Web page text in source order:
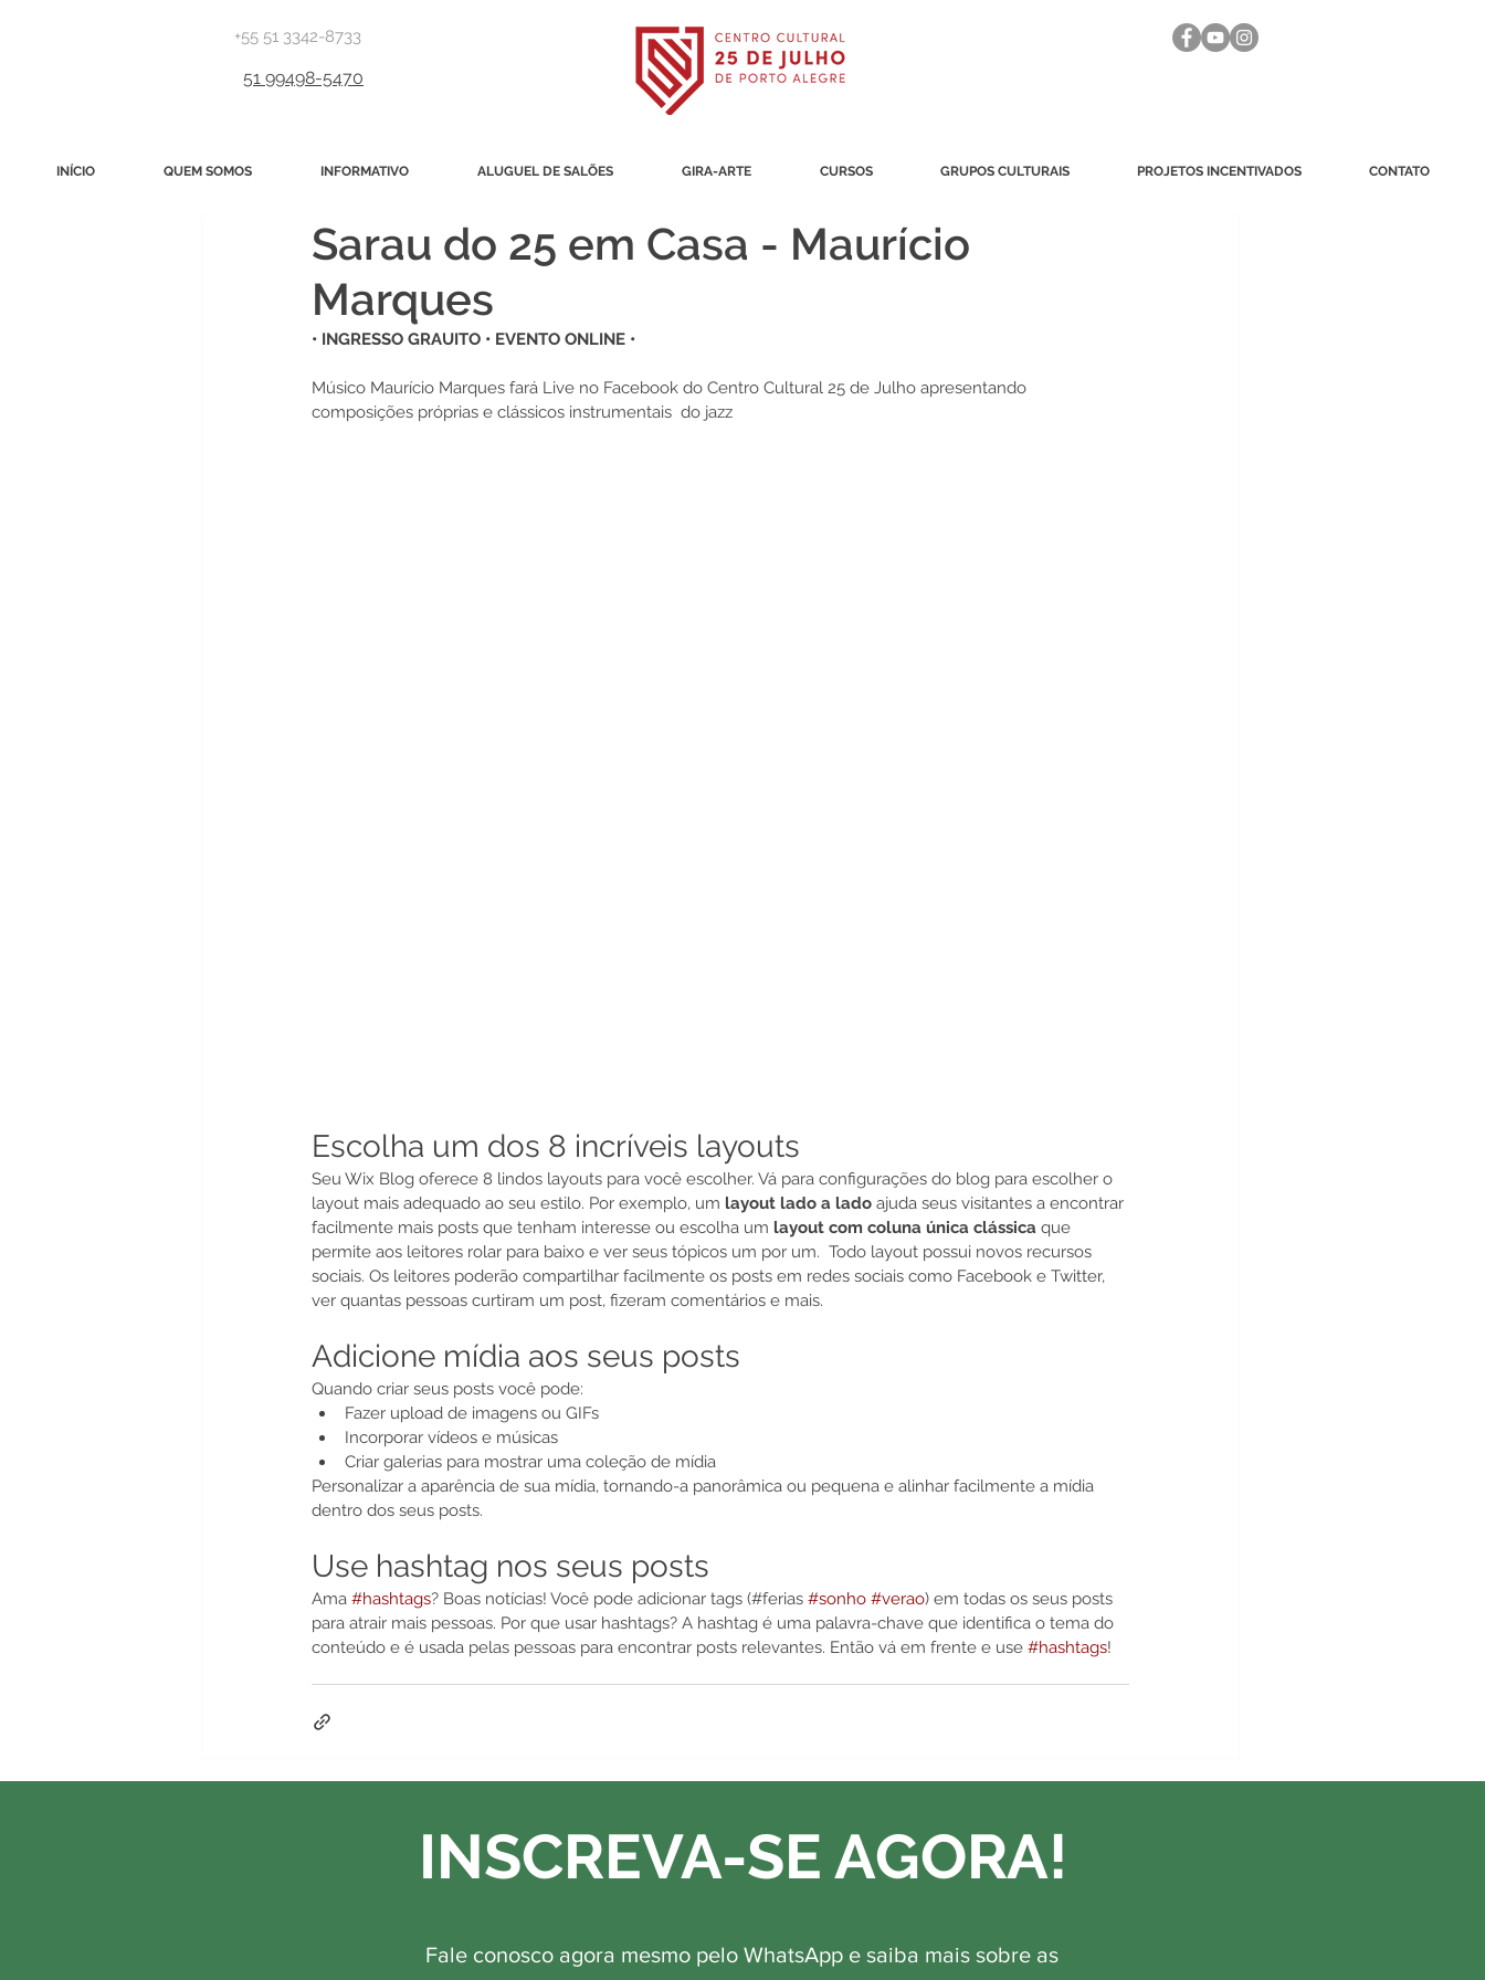
+55 51 3342-8733
51 99498-5470
INÍCIO QUEM SOMOS INFORMATIVO ALUGUEL DE SALÕES GIRA-ARTE CURSOS GRUPOS CULTURAIS PROJETOS INCENTIVADOS CONTATO
Sarau do 25 em Casa - Maurício
Marques
• INGRESSO GRAUITO • EVENTO ONLINE •
Músico Maurício Marques fará Live no Facebook do Centro Cultural 25 de Julho apresentando
composições próprias e clássicos instrumentais  do jazz
Escolha um dos 8 incríveis layouts
Seu Wix Blog oferece 8 lindos layouts para você escolher. Vá para configurações do blog para escolher o
layout mais adequado ao seu estilo. Por exemplo, um layout lado a lado ajuda seus visitantes a encontrar
facilmente mais posts que tenham interesse ou escolha um layout com coluna única clássica que
permite aos leitores rolar para baixo e ver seus tópicos um por um.  Todo layout possui novos recursos
sociais. Os leitores poderão compartilhar facilmente os posts em redes sociais como Facebook e Twitter,
ver quantas pessoas curtiram um post, fizeram comentários e mais.
Adicione mídia aos seus posts
Quando criar seus posts você pode:
Fazer upload de imagens ou GIFs
Incorporar vídeos e músicas
Criar galerias para mostrar uma coleção de mídia
Personalizar a aparência de sua mídia, tornando-a panorâmica ou pequena e alinhar facilmente a mídia
dentro dos seus posts.
Use hashtag nos seus posts
Ama #hashtags? Boas notícias! Você pode adicionar tags (#ferias #sonho #verao) em todas os seus posts
para atrair mais pessoas. Por que usar hashtags? A hashtag é uma palavra-chave que identifica o tema do
conteúdo e é usada pelas pessoas para encontrar posts relevantes. Então vá em frente e use #hashtags!
INSCREVA-SE AGORA!
Fale conosco agora mesmo pelo WhatsApp e saiba mais sobre as